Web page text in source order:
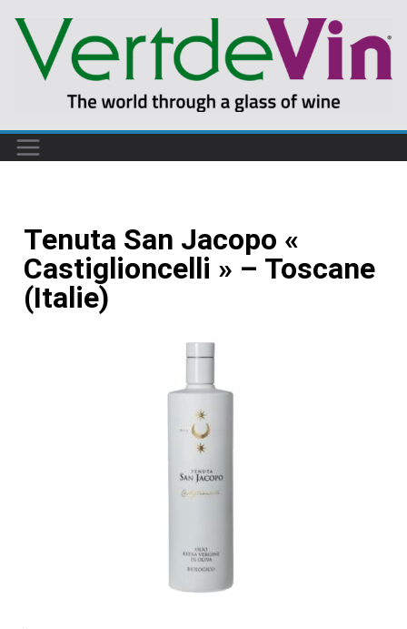
Tenuta San Jacopo «
Castiglioncelli » – Toscane
(Italie)